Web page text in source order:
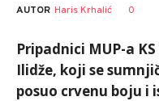
AUTOR Haris Krhalić 0
Pripadnici MUP-a
Ilidže, koji se
posuo crvenu boju i